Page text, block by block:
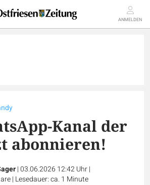
ANMELDEN
Kanal der
abonnieren!
|03.06.2026 12:42 Uhr|
| Lesedauer: ca. 1 Minute